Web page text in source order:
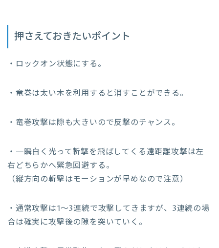
押さえておきたいポイント
・ロックオン状態にする。
・竜巻は太い木を利用すると消すことができる。
・竜巻攻撃は隙も大きいので反撃のチャンス。
・一瞬白く光って斬撃を飛ばしてくる遠距離攻撃は左
右どちらかへ緊急回避する。
（縦方向の斬撃はモーションが早めなので注意）
・通常攻撃は1～3連続で攻撃してきますが、3連続の場
合は確実に攻撃後の隙を突いていく。